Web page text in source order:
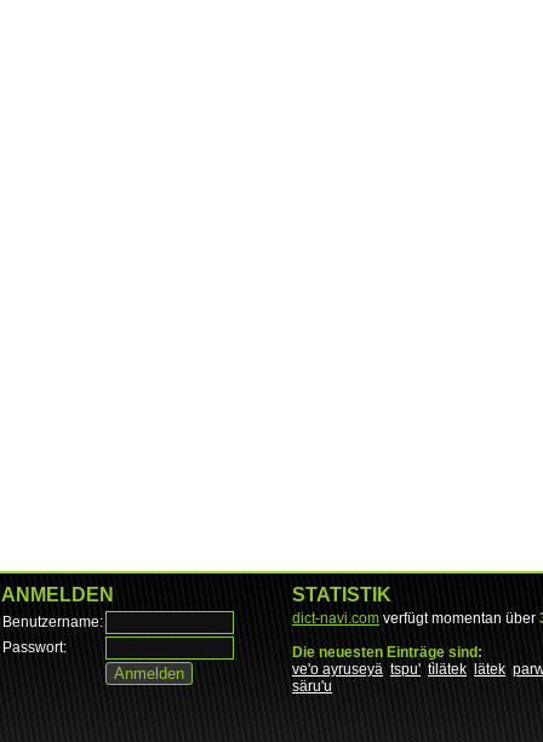
ANMELDEN
Benutzername:
Passwort:
STATISTIK
dict-navi.com verfügt momentan über
Die neuesten Einträge sind:
ve'o ayruseyä tspu' tìlätek lätek
säru'u